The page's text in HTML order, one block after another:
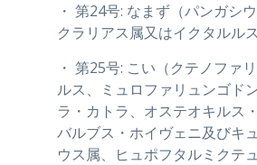
・ 第24号: なまず（パンガシ
クラリアス属又はイクタルル
・ 第25号: こい（クテノファ
ルス、ミュロファリュンゴド
ラ・カトラ、オステオキルス
バルブス・ホイヴェニ及びキ
ウス属、ヒュポフタルミクテ